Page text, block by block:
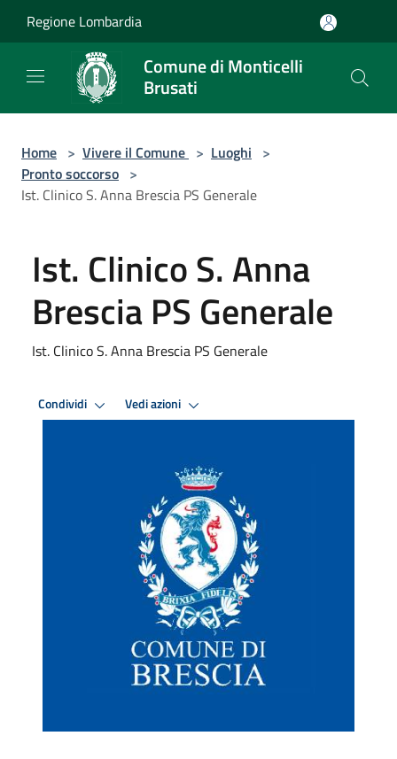
Regione Lombardia
Comune di Monticelli
Brusati
Home > Vivere il Comune > Luoghi >
Pronto soccorso >
Ist. Clinico S. Anna Brescia PS Generale
Ist. Clinico S. Anna
Brescia PS Generale
Ist. Clinico S. Anna Brescia PS Generale
Condividi Vedi azioni